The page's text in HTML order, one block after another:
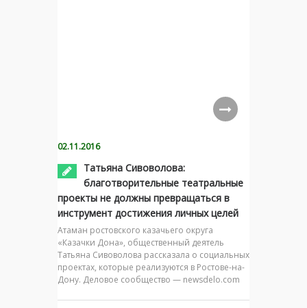
02.11.2016
Татьяна Сивоволова:
благотворительные театральные
проекты не должны превращаться в
инструмент достижения личных целей
Атаман ростовского казачьего округа
«Казачки Дона», общественный деятель
Татьяна Сивоволова рассказала о социальных
проектах, которые реализуются в Ростове-на-
Дону. Деловое сообщество — newsdelo.com